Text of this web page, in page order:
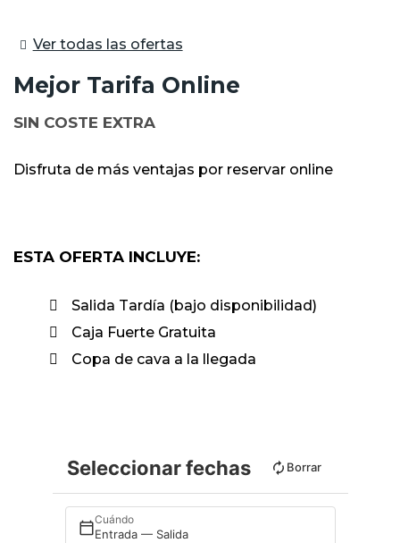
Ver todas las ofertas
Mejor Tarifa Online
SIN COSTE EXTRA
Disfruta de más ventajas por reservar online
ESTA OFERTA INCLUYE:
Salida Tardía (bajo disponibilidad)
Caja Fuerte Gratuita
Copa de cava a la llegada
Seleccionar fechas Borrar
Cuándo
Entrada — Salida